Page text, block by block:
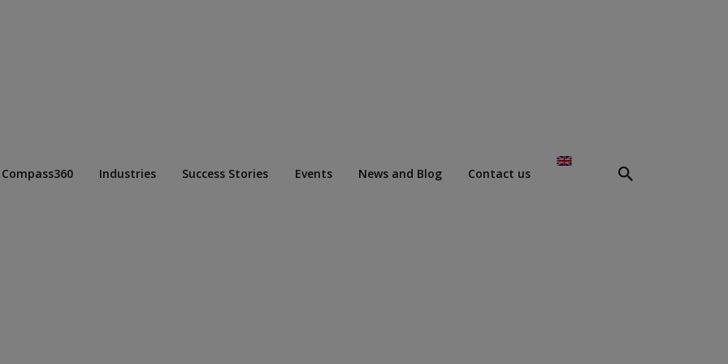
Compass360 Industries Success Stories Events News and Blog Contact us